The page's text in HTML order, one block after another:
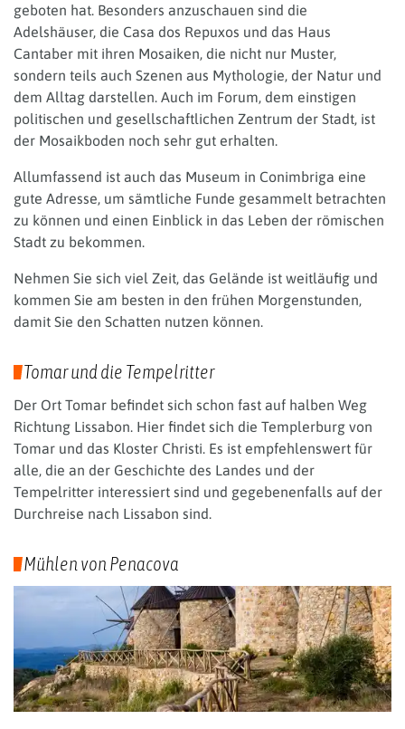
geboten hat. Besonders anzuschauen sind die
Adelshäuser, die Casa dos Repuxos und das Haus
Cantaber mit ihren Mosaiken, die nicht nur Muster,
sondern teils auch Szenen aus Mythologie, der Natur und
dem Alltag darstellen. Auch im Forum, dem einstigen
politischen und gesellschaftlichen Zentrum der Stadt, ist
der Mosaikboden noch sehr gut erhalten.
Allumfassend ist auch das Museum in Conimbriga eine
gute Adresse, um sämtliche Funde gesammelt betrachten
zu können und einen Einblick in das Leben der römischen
Stadt zu bekommen.
Nehmen Sie sich viel Zeit, das Gelände ist weitläufig und
kommen Sie am besten in den frühen Morgenstunden,
damit Sie den Schatten nutzen können.
Tomar und die Tempelritter
Der Ort Tomar befindet sich schon fast auf halben Weg
Richtung Lissabon. Hier findet sich die Templerburg von
Tomar und das Kloster Christi. Es ist empfehlenswert für
alle, die an der Geschichte des Landes und der
Tempelritter interessiert sind und gegebenenfalls auf der
Durchreise nach Lissabon sind.
Mühlen von Penacova